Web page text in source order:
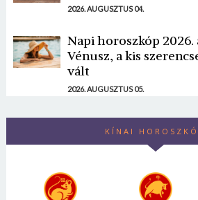
2026. AUGUSZTUS 04.
Napi horoszkóp 2026.
Vénusz, a kis
vált
2026. AUGUSZTUS 05.
KÍNAI